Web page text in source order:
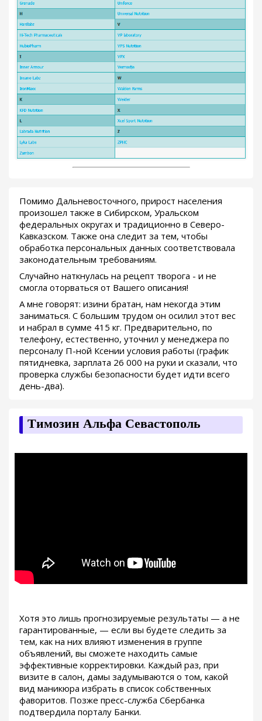
Помимо Дальневосточного, прирост населения
произошел также в Сибирском, Уральском
федеральных округах и традиционно в Северо-
Кавказском. Также она следит за тем, чтобы
обработка персональных данных соответствовала
законодательным требованиям.
Случайно наткнулась на рецепт творога - и не
смогла оторваться от Вашего описания!
А мне говорят: изини братан, нам некогда этим
заниматься. С большим трудом он осилил этот вес
и набрал в сумме 415 кг. Предварительно, по
телефону, естественно, уточнил у менеджера по
персоналу П-ной Ксении условия работы (график
пятидневка, зарплата 26 000 на руки и сказали, что
проверка службы безопасности будет идти всего
день-два).
Tимозин Альфа Севастополь
Хотя это лишь прогнозируемые результаты — а не
гарантированные, — если вы будете следить за
тем, как на них влияют изменения в группе
объявлений, вы сможете находить самые
эффективные корректировки. Каждый раз, при
визите в салон, дамы задумываются о том, какой
вид маникюра избрать в список собственных
фаворитов. Позже пресс-служба Сбербанка
подтвердила порталу Банки.